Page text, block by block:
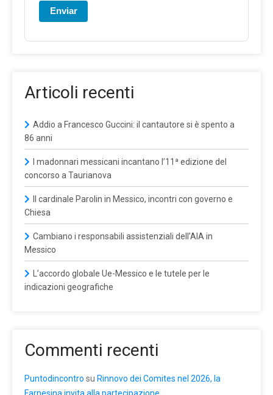
Enviar
Articoli recenti
Addio a Francesco Guccini: il cantautore si è spento a
86 anni
I madonnari messicani incantano l’11ª edizione del
concorso a Taurianova
Il cardinale Parolin in Messico, incontri con governo e
Chiesa
Cambiano i responsabili assistenziali dell’AIA in
Messico
L’accordo globale Ue-Messico e le tutele per le
indicazioni geografiche
Commenti recenti
Puntodincontro su Rinnovo dei Comites nel 2026, la
Farnesina invita alla partecipazione